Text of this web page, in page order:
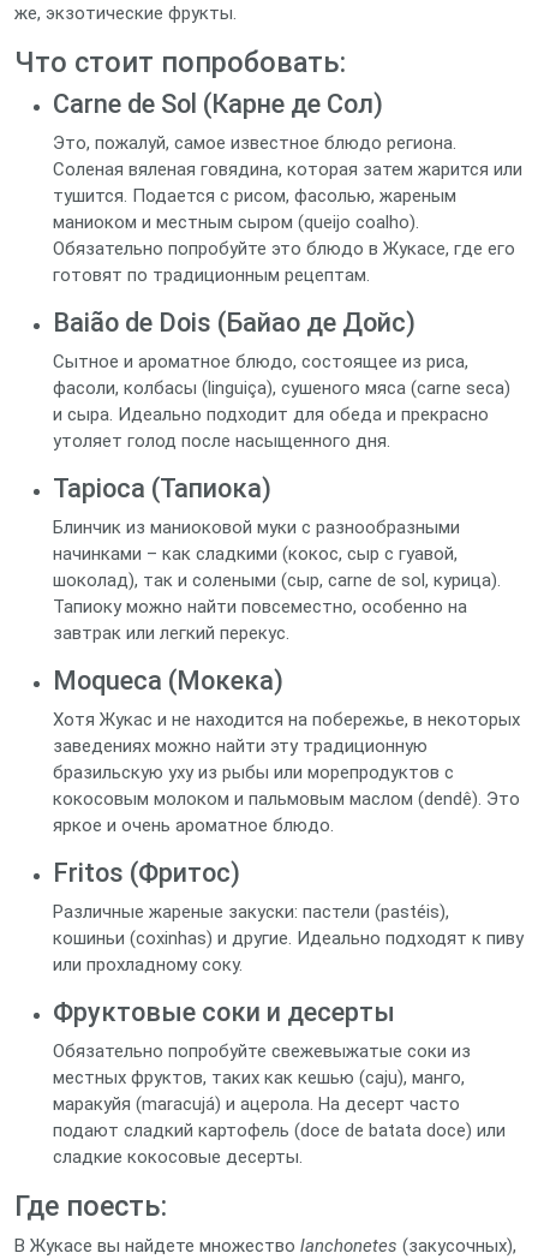
же, экзотические фрукты.
Что стоит попробовать:
Carne de Sol (Карне де Сол)
Это, пожалуй, самое известное блюдо региона.
Соленая вяленая говядина, которая затем жарится или
тушится. Подается с рисом, фасолью, жареным
маниоком и местным сыром (queijo coalho).
Обязательно попробуйте это блюдо в Жукасе, где его
готовят по традиционным рецептам.
Baião de Dois (Байао де Дойс)
Сытное и ароматное блюдо, состоящее из риса,
фасоли, колбасы (linguiça), сушеного мяса (carne seca)
и сыра. Идеально подходит для обеда и прекрасно
утоляет голод после насыщенного дня.
Tapioca (Тапиока)
Блинчик из маниоковой муки с разнообразными
начинками – как сладкими (кокос, сыр с гуавой,
шоколад), так и солеными (сыр, carne de sol, курица).
Тапиоку можно найти повсеместно, особенно на
завтрак или легкий перекус.
Moqueca (Мокека)
Хотя Жукас и не находится на побережье, в некоторых
заведениях можно найти эту традиционную
бразильскую уху из рыбы или морепродуктов с
кокосовым молоком и пальмовым маслом (dendê). Это
яркое и очень ароматное блюдо.
Fritos (Фритос)
Различные жареные закуски: пастели (pastéis),
кошиньи (coxinhas) и другие. Идеально подходят к пиву
или прохладному соку.
Фруктовые соки и десерты
Обязательно попробуйте свежевыжатые соки из
местных фруктов, таких как кешью (caju), манго,
маракуйя (maracujá) и ацерола. На десерт часто
подают сладкий картофель (doce de batata doce) или
сладкие кокосовые десерты.
Где поесть:
В Жукасе вы найдете множество lanchonetes (закусочных),